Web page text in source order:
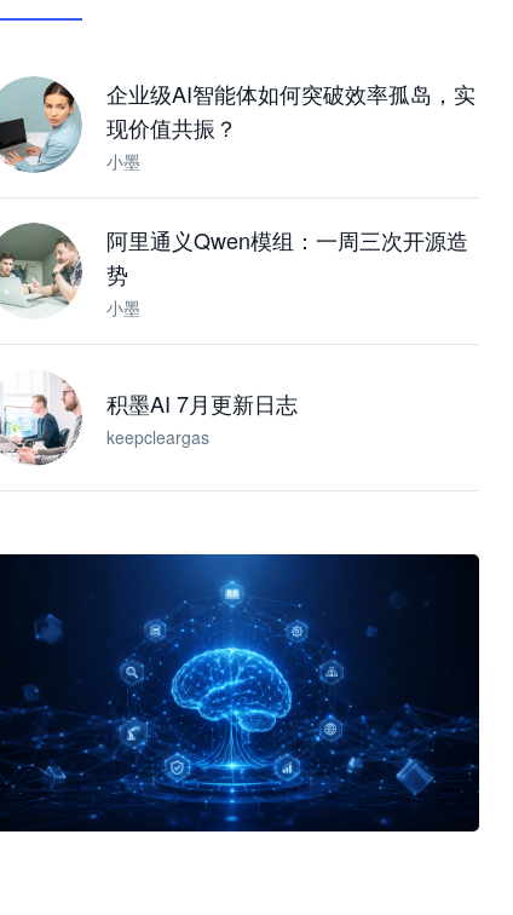
企业级AI智能体如何突破效率孤岛，实
现价值共振？
小墨
阿里通义Qwen模组：一周三次开源造
势
小墨
积墨AI 7月更新日志
keepcleargas